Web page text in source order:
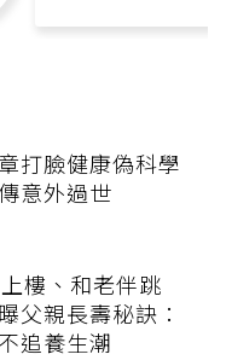
打臉健康偽科學
意外過世
樓、和老伴跳
父親長壽秘訣：
追養生潮